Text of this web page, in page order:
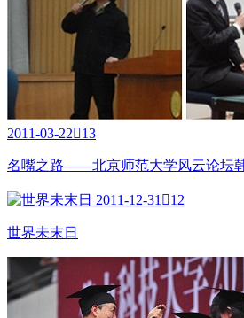
2011-03-2213
名嘴之路——北京师范大学风云论坛
2011-12-31 12
世界未末日